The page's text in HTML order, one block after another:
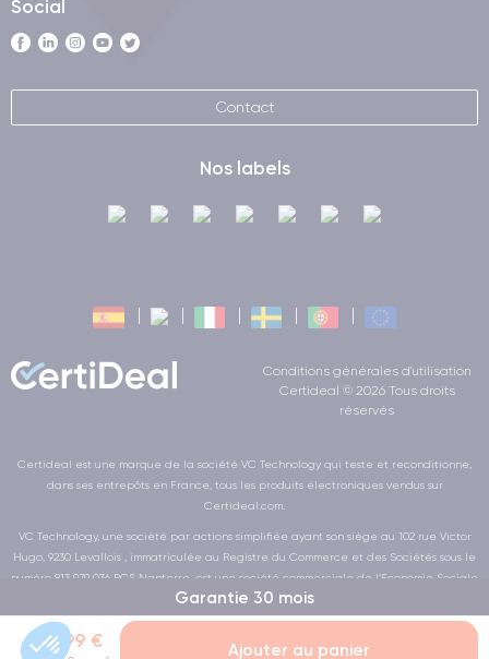
Garantie 30 mois
194,99 € Ajouter au panier
Social
Contact
Nos labels
Conditions générales d'utilisation
Certideal © 2026 Tous droits
réservés
Certideal est une marque de la société VC Technology qui teste et reconditionne,
dans ses entrepôts en France, tous les produits électroniques vendus sur
Certideal.com.
VC Technology, une société par actions simplifiée ayant son siège au 102 rue Victor
Hugo, 9230 Levallois , immatriculée au Registre du Commerce et des Sociétés sous le
numéro 813 979 036 RCS Nanterre, est une société commerciale de l’Economie Sociale
et Solidaire au sens de la loi de la LOI n° 2014-856 du 31 juillet 2014